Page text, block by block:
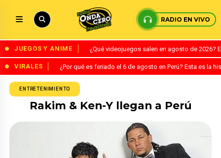
RADIO EN VIVO
JUEGOS Y ANIME ¿Qué videojuegos salen en agosto de
VIRALES ¿Por qué es feriado el 6 de agosto en Perú? Esta es la
ENTRETENIMIENTO
Rakim & Ken-Y llegan a Perú